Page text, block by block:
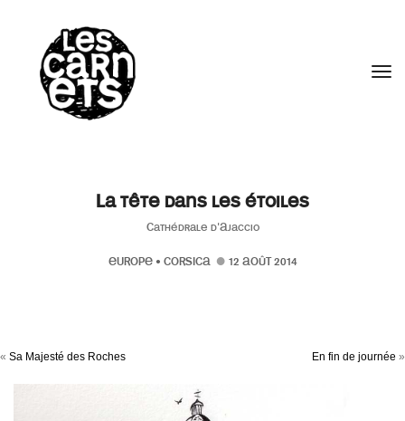
La tête dans les étoiles
Cathédrale d'Ajaccio
EUROPE• CORSICA 12 AOÛT 2014
« Sa Majesté des Roches En fin de journée »